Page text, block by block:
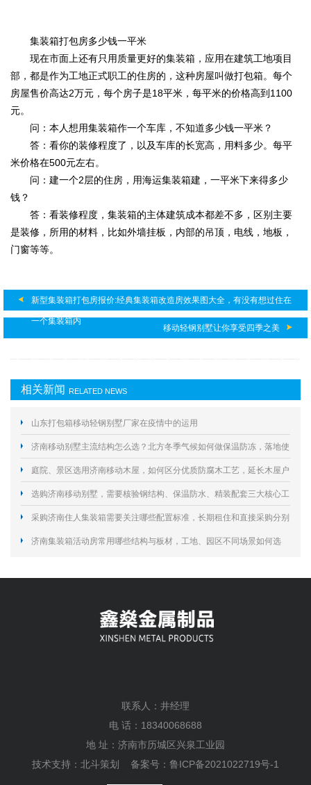
集装箱打包房多少钱一平米
现在市面上还有只用质量更好的集装箱，应用在建筑工地项目
部，都是作为工地正式职工的住房的，这种房屋叫做打包箱。每个
房屋售价高达2万元，每个房子是18平米，每平米的价格高到1100
元。
问：本人想用集装箱作一个车库，不知道多少钱一平米？
答：看你的装修程度了，以及车库的长宽高，用料多少。每平
米价格在500元左右。
问：建一个2层的住房，用海运集装箱建，一平米下来得多少
钱？
答：看装修程度，集装箱的主体建筑成本都差不多，区别主要
是装修，所用的材料，比如外墙挂板，内部的吊顶，电线，地板，
门窗等等。
新型集装箱打包房报价:经典集装箱改造房效果图大全，有没有想过住在
一个集装箱内
移动轻钢别墅让你享受四季之美
相关新闻 RELATED NEWS
山东打包箱移动轻钢别墅厂家在疫情中的运用
济南移动别墅主流结构怎么选？北方冬季气候如何做保温防冻，落地使
用要规避哪些合规与施工风险？
庭院、景区选用济南移动木屋，如何区分优质防腐木工艺，延长木屋户
外使用寿命？
选购济南移动别墅，需要核验钢结构、保温防水、精装配套三大核心工
艺规避居住隐患？
采购济南住人集装箱需要关注哪些配置标准，长期租住和直接采购分别
怎么选择？
济南集装箱活动房常用哪些结构与板材，工地、园区不同场景如何选
联系人：井经理
电 话：18340068688
地 址：济南市历城区兴泉工业园
技术支持： 北斗策划 备案号： 鲁ICP备2021022719号-1